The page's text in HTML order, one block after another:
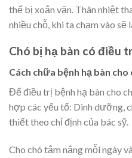
thể bị xoắn vặn. Thân nhiệt
nhiều chỗ, khi ta chạm vào sẽ
Chó bị hạ bàn có điều
Cách chữa bệnh hạ bàn cho
Để điều trị bệnh hạ bàn cho
hợp các yếu tố: Dinh dưỡng,
thiết theo chỉ định của bác sỹ.
Cho chó tắm nắng mỗi ngày